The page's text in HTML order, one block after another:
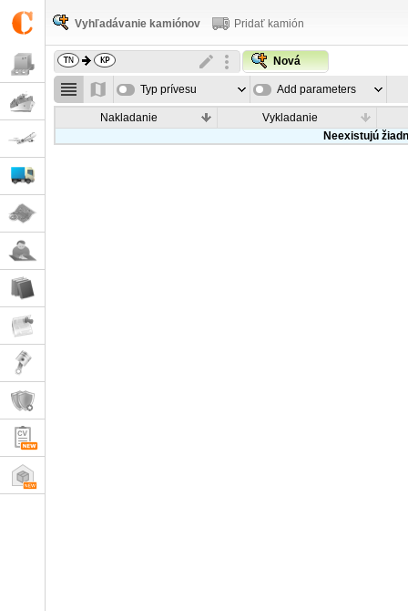
Vyhľadávanie kamiónov Pridať kamión
Nová
Typ prívesu Add parameters
Nakladanie
Vykladanie
Neexistujú